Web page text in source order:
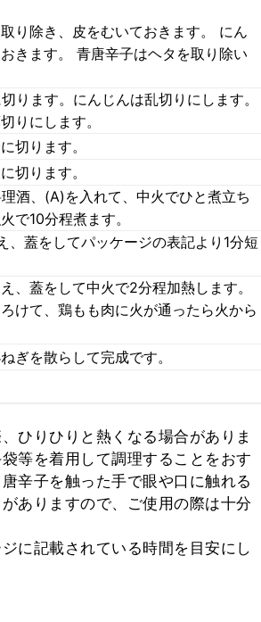
り除き、皮をむいておきます。 にん
きます。 青唐辛子はヘタを取り除い
ります。にんじんは乱切りにします。
りにします。
切ります。
切ります。
酒、(A)を入れて、中火でひと煮立ち
で10分程煮ます。
、蓋をしてパッケージの表記より1分短
、蓋をして中火で2分程加熱します。
けて、鶏もも肉に火が通ったら火から
ぎを散らして完成です。
ひりひりと熱くなる場合がありま
等を着用して調理することをおす
辛子を触った手で眼や口に触れる
ありますので、ご使用の際は十分
に記載されている時間を目安にし